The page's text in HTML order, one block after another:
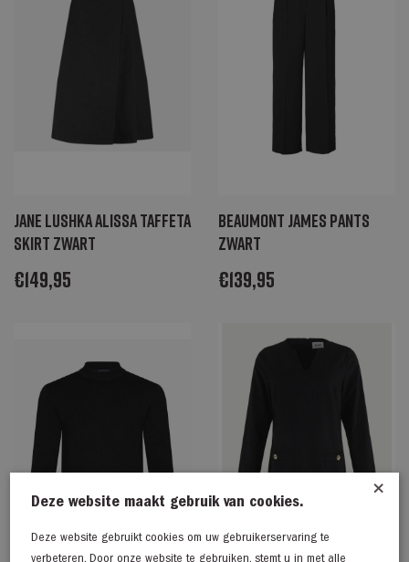
Jane Lushka Alissa taffeta
skirt zwart
€149,95
Beaumont JAMES Pants
zwart
€139,95
×
Deze website maakt gebruik van cookies.
Deze website gebruikt cookies om uw gebruikerservaring te
verbeteren. Door onze website te gebruiken, stemt u in met alle